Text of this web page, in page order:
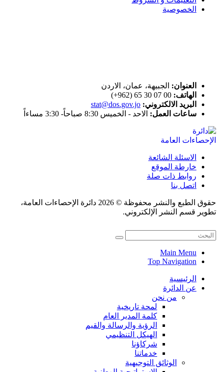
الخصوصية
العنوان: الجبيهة، عمان، الاردن
الهاتف: 00 07 30 65 (962+)
البريد الالكتروني: stat@dos.gov.jo
ساعات العمل: الاحد - الخميس 8:30 صباحاً- 3:30 مساءاً
الاسئلة الشائعة
خارطة الموقع
روابط ذات صلة
اتصل بنا
حقوق الطبع والنشر محفوظة © 2026 دائرة الإحصاءات العامة،
تطوير قسم النشر الإلكتروني.
Main Menu
Top Navigation
الرئيسية
عن الدائرة
من نحن
لمحة تاريخية
كلمة المدير العام
الرؤية والرسالة والقيم
الهيكل التنظيمي
شركاؤنا
خدماتنا
الوثائق التوجيهية